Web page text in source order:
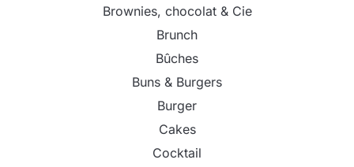
Brownies, chocolat & Cie
Brunch
Bûches
Buns & Burgers
Burger
Cakes
Cocktail